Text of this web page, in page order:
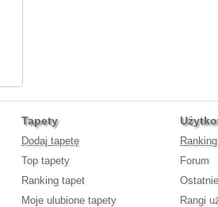
Tapety
Dodaj tapetę
Top tapety
Ranking tapet
Moje ulubione tapety
Forum
Rangi